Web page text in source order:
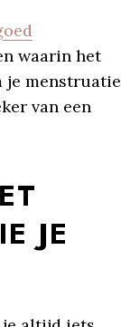
waarin het
je menstruatie
van een
JE